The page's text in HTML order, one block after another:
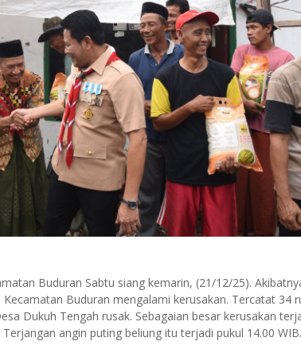
Buduran Sabtu siang kemarin, (21/12/25).
Buduran mengalami kerusakan. Tercatat 34
Dukuh Tengah rusak. Sebagaian besar kerusakan
angin puting beliung itu terjadi pukul 14.00 WIB.